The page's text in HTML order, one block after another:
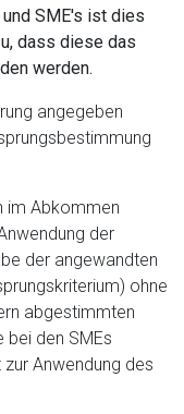
SME's ist dies
dass diese das
werden.
angegeben
im Abkommen
der
der angewandten
ohne
abgestimmten
bei den SMEs
Anwendung des